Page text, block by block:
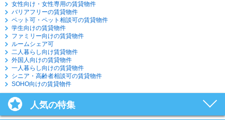
女性向け・女性専用の賃貸物件
バリアフリーの賃貸物件
ペット可・ペット相談可の賃貸物件
学生向けの賃貸物件
ファミリー向けの賃貸物件
ルームシェア可
二人暮らし向け賃貸物件
外国人向けの賃貸物件
一人暮らし向けの賃貸物件
シニア・高齢者相談可の賃貸物件
SOHO向けの賃貸物件
人気の特集